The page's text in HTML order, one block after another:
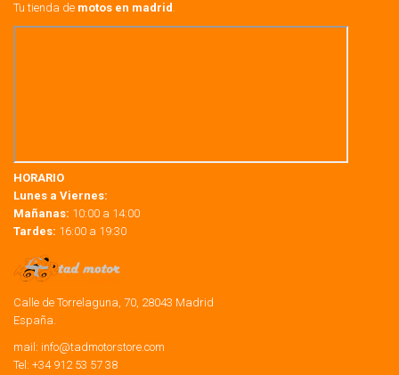
Tu tienda de motos en madrid .
HORARIO
Lunes a Viernes:
Mañanas: 10:00 a 14:00
Tardes: 16:00 a 19:30
Calle de Torrelaguna, 70, 28043 Madrid
España.
mail: info@tadmotorstore.com
Tel: +34 912 53 57 38